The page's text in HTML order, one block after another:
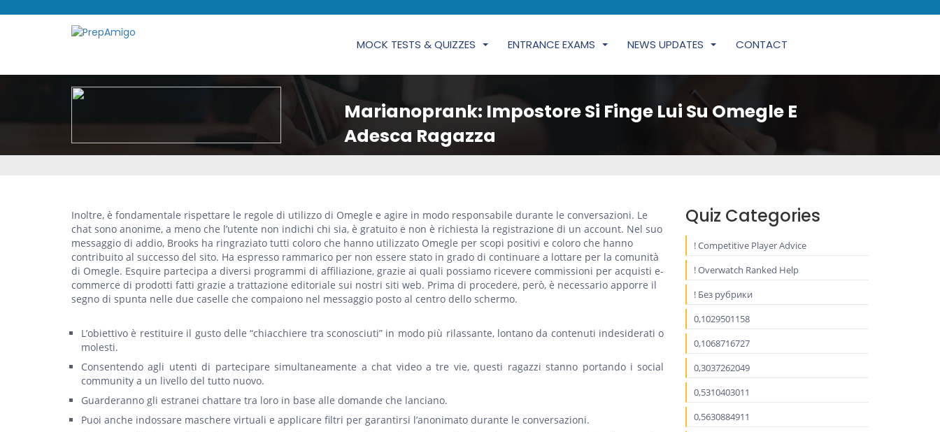
MOCK TESTS & QUIZZES ENTRANCE EXAMS NEWS UPDATES CONTACT
Marianoprank: Impostore Si Finge Lui Su Omegle E
Adesca Ragazza
Inoltre, è fondamentale rispettare le regole di utilizzo di Omegle e agire in modo responsabile durante le conversazioni. Le
chat sono anonime, a meno che l’utente non indichi chi sia, è gratuito e non è richiesta la registrazione di un account. Nel suo
messaggio di addio, Brooks ha ringraziato tutti coloro che hanno utilizzato Omegle per scopi positivi e coloro che hanno
contribuito al successo del sito. Ha espresso rammarico per non essere stato in grado di continuare a lottare per la comunità
di Omegle. Esquire partecipa a diversi programmi di affiliazione, grazie ai quali possiamo ricevere commissioni per acquisti e-
commerce di prodotti fatti grazie a trattazione editoriale sui nostri siti web. Prima di procedere, però, è necessario apporre il
segno di spunta nelle due caselle che compaiono nel messaggio posto al centro dello schermo.
L’obiettivo è restituire il gusto delle “chiacchiere tra sconosciuti” in modo più rilassante, lontano da contenuti indesiderati o
molesti.
Consentendo agli utenti di partecipare simultaneamente a chat video a tre vie, questi ragazzi stanno portando i social
community a un livello del tutto nuovo.
Guarderanno gli estranei chattare tra loro in base alle domande che lanciano.
Puoi anche indossare maschere virtuali e applicare filtri per garantirsi l’anonimato durante le conversazioni.
Quiz Categories
! Competitive Player Advice
! Overwatch Ranked Help
! Без рубрики
0,1029501158
0,1068716727
0,3037262049
0,5310403011
0,5630884911